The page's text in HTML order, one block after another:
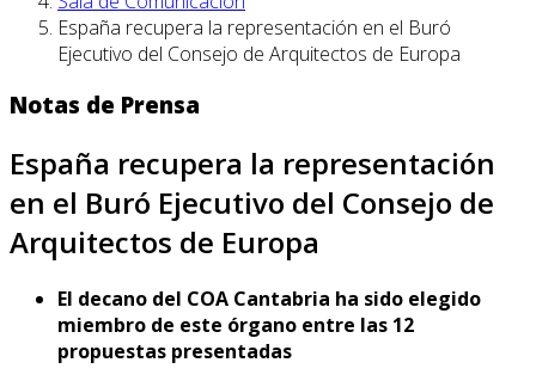
España recupera la representación en el Buró
Ejecutivo del Consejo de Arquitectos de Europa
Notas de Prensa
España recupera la representación
en el Buró Ejecutivo del Consejo de
Arquitectos de Europa
El decano del COA Cantabria ha sido elegido
miembro de este órgano entre las 12
propuestas presentadas